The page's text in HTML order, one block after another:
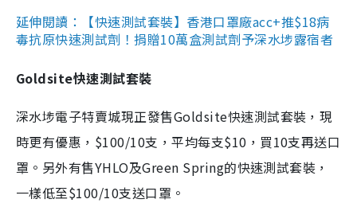
延伸閱讀：【快速測試套裝】香港口罩廠acc+推$18病
毒抗原快速測試劑！捐贈10萬盒測試劑予深水埗露宿者
Goldsite快速測試套裝
深水埗電子特賣城現正發售Goldsite快速測試套裝，現
時更有優惠，$100/10支，平均每支$10，買10支再送口
罩。另外有售YHLO及Green Spring的快速測試套裝，
一樣低至$100/10支送口罩。